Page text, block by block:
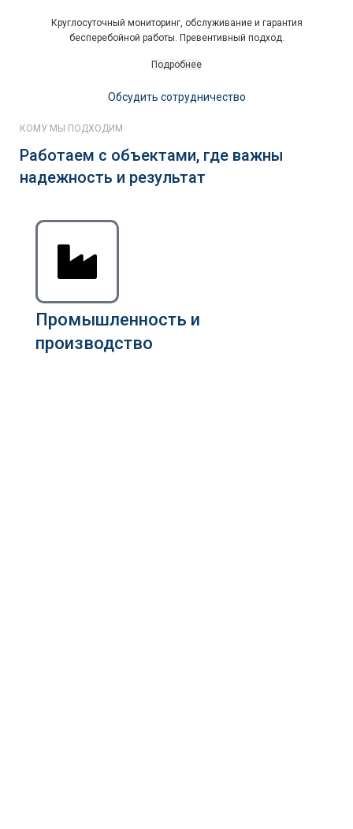
Круглосуточный мониторинг, обслуживание и гарантия
бесперебойной работы. Превентивный подход.
Подробнее
Обсудить сотрудничество
КОМУ МЫ ПОДХОДИМ
Работаем с объектами, где важны
надежность и результат
Промышленность и
производство